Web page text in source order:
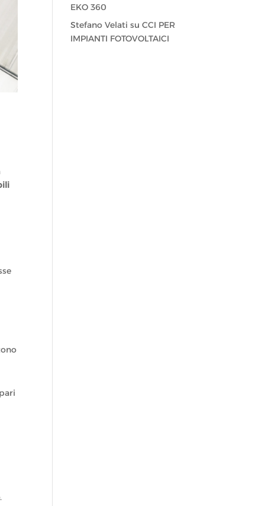
.
EKO 360
Stefano Velati suCCI PER
IMPIANTI FOTOVOLTAICI